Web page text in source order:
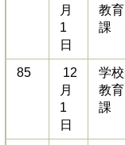
月
1
日
教育
課
85
12
月
1
日
学校
教育
課